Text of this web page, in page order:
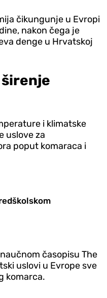
čikungunje u Evropi
nakon čega je
denge u Hrvatskoj
i klimatske
uslove za
poput komaraca i
časopisu The
uslovi u Evrope sve
komarca.